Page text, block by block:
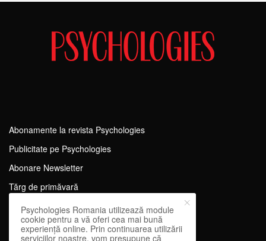
Abonamente la revista Psychologies
Publicitate pe Psychologies
Abonare Newsletter
Tărg de primăvară
Termeni si conditii
Despre cookies
Psychologies Romania utilizează module
cookie pentru a vă oferi cea mai bună
experiență online. Prin continuarea utilizării
serviciilor noastre, vom presupune că